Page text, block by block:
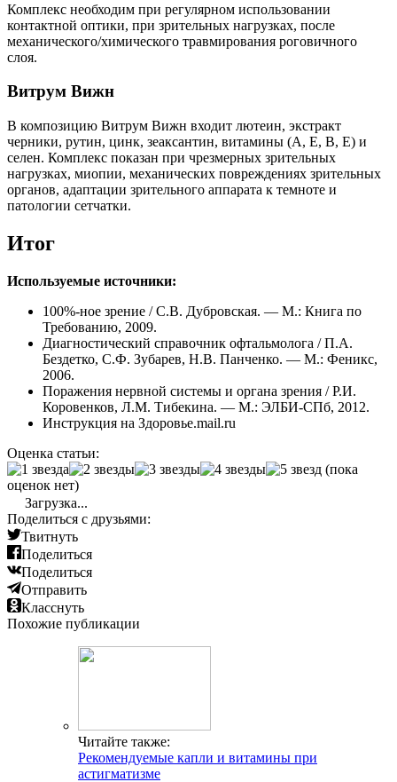
Комплекс необходим при регулярном использовании
контактной оптики, при зрительных нагрузках, после
механического/химического травмирования роговичного
слоя.
Витрум Вижн
В композицию Витрум Вижн входит лютеин, экстракт
черники, рутин, цинк, зеаксантин, витамины (А, Е, В, Е) и
селен. Комплекс показан при чрезмерных зрительных
нагрузках, миопии, механических повреждениях зрительных
органов, адаптации зрительного аппарата к темноте и
патологии сетчатки.
Итог
Используемые источники:
100%-ное зрение / С.В. Дубровская. — М.: Книга по
Требованию, 2009.
Диагностический справочник офтальмолога / П.А.
Бездетко, С.Ф. Зубарев, Н.В. Панченко. — М.: Феникс,
2006.
Поражения нервной системы и органа зрения / Р.И.
Коровенков, Л.М. Тибекина. — М.: ЭЛБИ-СПб, 2012.
Инструкция на Здоровье.mail.ru
Оценка статьи:
(пока
оценок нет)
Загрузка...
Поделиться с друзьями:
Твитнуть
Поделиться
Поделиться
Отправить
Класснуть
Похожие публикации
Читайте также:
Рекомендуемые капли и витамины при
астигматизме